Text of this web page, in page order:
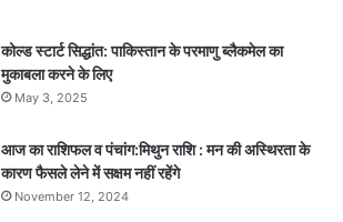
कोल्ड स्टार्ट सिद्धांत: पाकिस्तान के परमाणु ब्लैकमेल का
मुकाबला करने के लिए
May 3, 2025
आज का राशिफल व पंचांग:मिथुन राशि : मन की अस्थिरता के
कारण फैसले लेने में सक्षम नहीं रहेंगे
November 12, 2024